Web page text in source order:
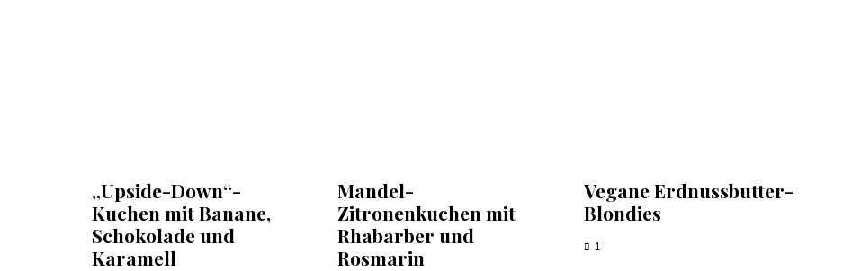
„Upside-Down“-
Kuchen mit Banane,
Schokolade und
Karamell
Mandel-
Zitronenkuchen mit
Rhabarber und
Rosmarin
Vegane Erdnussbutter-
Blondies
1